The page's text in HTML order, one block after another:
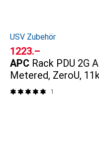
USV Zubehör
CHF
1223.–
APC Rack PDU 2G
Metered, ZeroU,
C13+C19
1